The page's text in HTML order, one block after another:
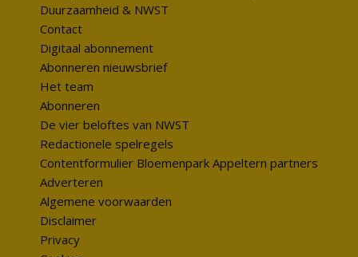
Duurzaamheid & NWST
Contact
Digitaal abonnement
Abonneren nieuwsbrief
Het team
Abonneren
De vier beloftes van NWST
Redactionele spelregels
Contentformulier Bloemenpark Appeltern partners
Adverteren
Algemene voorwaarden
Disclaimer
Privacy